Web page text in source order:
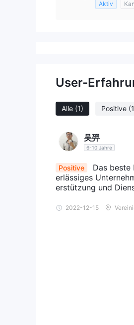
Aktiv
User-
Alle (1) Positive
吴羿
6-10 Jahre
Positive
Das beste
erlässiges
erstützung und
2022-12-15